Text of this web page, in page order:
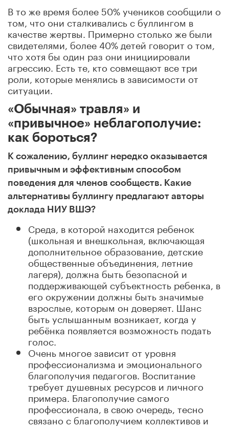
В то же время более 50% учеников сообщили о
том, что они сталкивались с буллингом в
качестве жертвы. Примерно столько же были
свидетелями, более 40% детей говорит о том,
что хотя бы один раз они инициировали
агрессию. Есть те, кто совмещают все три
роли, которые менялись в зависимости от
ситуации.
«Обычная» травля» и
«привычное» неблагополучие:
как бороться?
К сожалению, буллинг нередко оказывается
привычным и эффективным способом
поведения для членов сообществ. Какие
альтернативы буллингу предлагают авторы
доклада НИУ ВШЭ?
Среда, в которой находится ребенок
(школьная и внешкольная, включающая
дополнительное образование, детские
общественные объединения, летние
лагеря), должна быть безопасной и
поддерживающей субъектность ребенка, в
его окружении должны быть значимые
взрослые, которым он доверяет. Шанс
быть услышанным возникает, когда у
ребёнка появляется возможность подать
голос.
Очень многое зависит от уровня
профессионализма и эмоционального
благополучия педагогов. Воспитание
требует душевных ресурсов и личного
примера. Благополучие самого
профессионала, в свою очередь, тесно
связано с благополучием коллективов и